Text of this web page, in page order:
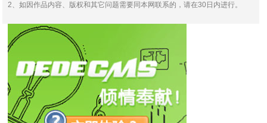
2、如因作品内容、版权和其它问题需要同本网联系的，请在30日内进行。